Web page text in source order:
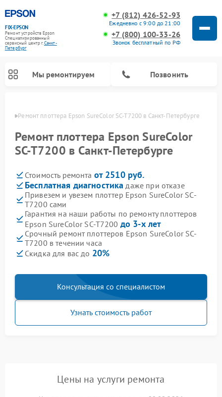
FIX-EPSON
Ремонт устройств Epson
Специализированный
cервисный центр г.Санкт-
Петербург
+7 (812) 426-52-93
Ежедневно с 9:00 до 21:00
+7 (800) 100-33-26
Звонок бесплатный по РФ
Мы ремонтируем Позвонить
Ремонт плоттера Epson SureColor SC-T7200 в Санкт-Петербурге
Ремонт плоттера Epson SureColor
SC-T7200 в Санкт-Петербурге
Стоимость ремонта от 2510 руб.
Бесплатная диагностика даже при отказе
Привезем и увезем плоттер Epson SureColor SC-
T7200 сами
Гарантия на наши работы по ремонту плоттеров
Epson SureColor SC-T7200 до 3-х лет
Срочный ремонт плоттеров Epson SureColor SC-
T7200 в течении часа
Скидка для вас до 20%
Консультация со специалистом
Узнать стоимость работ
Цены на услуги ремонта